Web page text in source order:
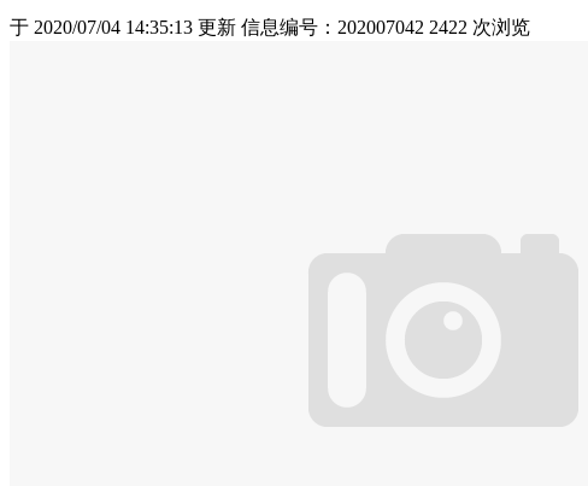
于 2020/07/04 14:35:13 更新 信息编号：202007042 2422 次浏览